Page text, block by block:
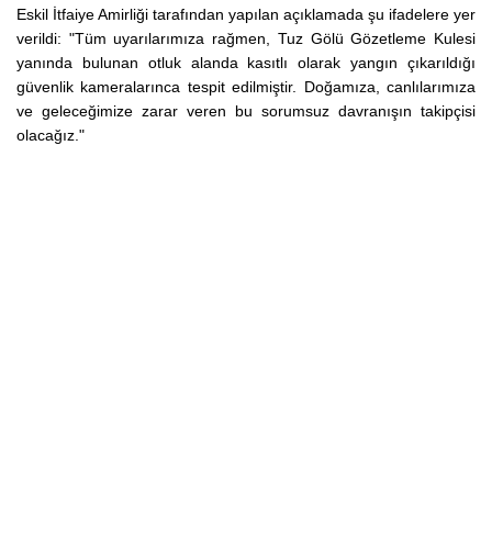
Eskil İtfaiye Amirliği tarafından yapılan açıklamada şu ifadelere yer
verildi: "Tüm uyarılarımıza rağmen, Tuz Gölü Gözetleme Kulesi
yanında bulunan otluk alanda kasıtlı olarak yangın çıkarıldığı
güvenlik kameralarınca tespit edilmiştir. Doğamıza, canlılarımıza
ve geleceğimize zarar veren bu sorumsuz davranışın takipçisi
olacağız."